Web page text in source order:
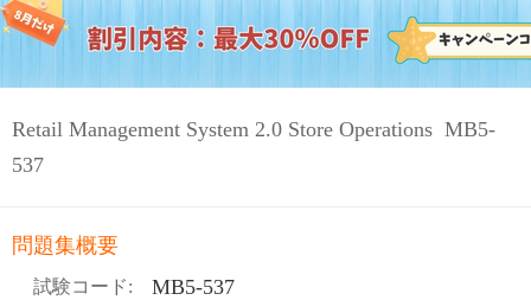
Retail Management System 2.0 Store Operations MB5-
537
問題集概要
試験コード: MB5-537